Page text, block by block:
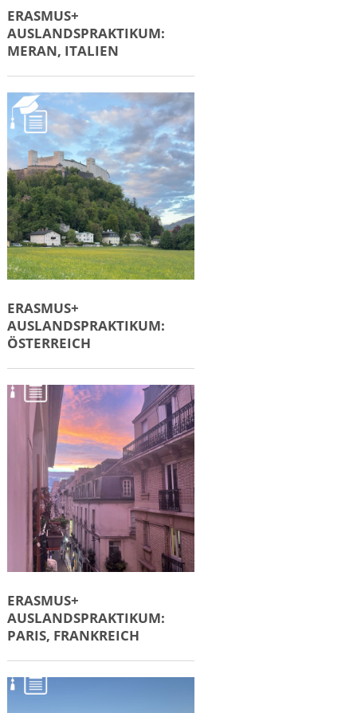
ERASMUS+
AUSLANDSPRAKTIKUM:
MERAN, ITALIEN
ERASMUS+
AUSLANDSPRAKTIKUM:
ÖSTERREICH
ERASMUS+
AUSLANDSPRAKTIKUM:
PARIS, FRANKREICH